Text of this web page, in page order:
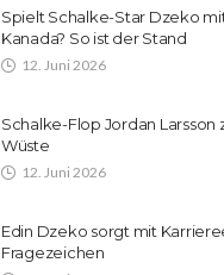
Spielt Schalke-Star Dzeko
Kanada? So ist der Stand
12. Juni 2026
Schalke-Flop Jordan Larsson
Wüste
12. Juni 2026
Edin Dzeko sorgt mit
Fragezeichen